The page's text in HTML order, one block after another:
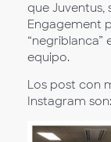
que Juventus,
Engagement
“negriblanca”
equipo.
Los post con
Instagram son: